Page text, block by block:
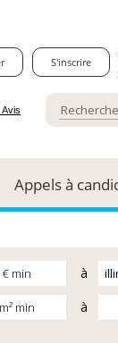
S'inscrire
Appels à
€ min à
m² min à